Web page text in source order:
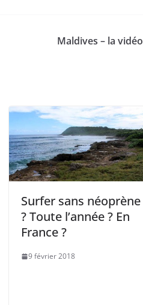
Maldives – la vidéo
Surfer sans néoprène
? Toute l’année ? En
France ?
9 février 2018